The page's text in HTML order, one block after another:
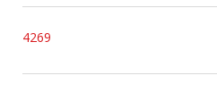
4269